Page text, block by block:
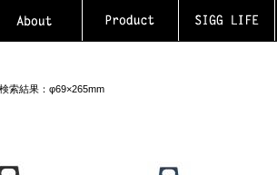
検索結果：φ69×265mm